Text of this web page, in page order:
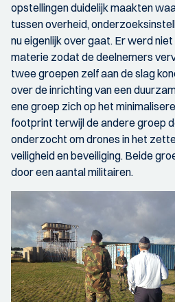
opstellingen duidelijk maakten
tussen overheid,
nu eigenlijk over gaat. Er werd
materie zodat de deelnemers
twee groepen zelf aan de slag
over de inrichting van een
ene groep zich op het
footprint terwijl de andere groep
onderzocht om drones in het
veiligheid en beveiliging. Beide
door een aantal militairen.